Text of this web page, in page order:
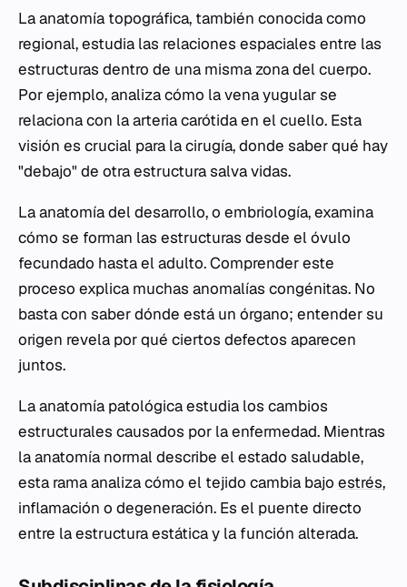
La anatomía topográfica, también conocida como
regional, estudia las relaciones espaciales entre las
estructuras dentro de una misma zona del cuerpo.
Por ejemplo, analiza cómo la vena yugular se
relaciona con la arteria carótida en el cuello. Esta
visión es crucial para la cirugía, donde saber qué hay
"debajo" de otra estructura salva vidas.
La anatomía del desarrollo, o embriología, examina
cómo se forman las estructuras desde el óvulo
fecundado hasta el adulto. Comprender este
proceso explica muchas anomalías congénitas. No
basta con saber dónde está un órgano; entender su
origen revela por qué ciertos defectos aparecen
juntos.
La anatomía patológica estudia los cambios
estructurales causados por la enfermedad. Mientras
la anatomía normal describe el estado saludable,
esta rama analiza cómo el tejido cambia bajo estrés,
inflamación o degeneración. Es el puente directo
entre la estructura estática y la función alterada.